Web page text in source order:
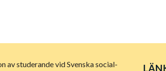
av studerande vid Svenska social-